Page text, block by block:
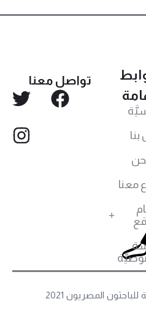
معنا
تواصل معنا
المصريون 2021